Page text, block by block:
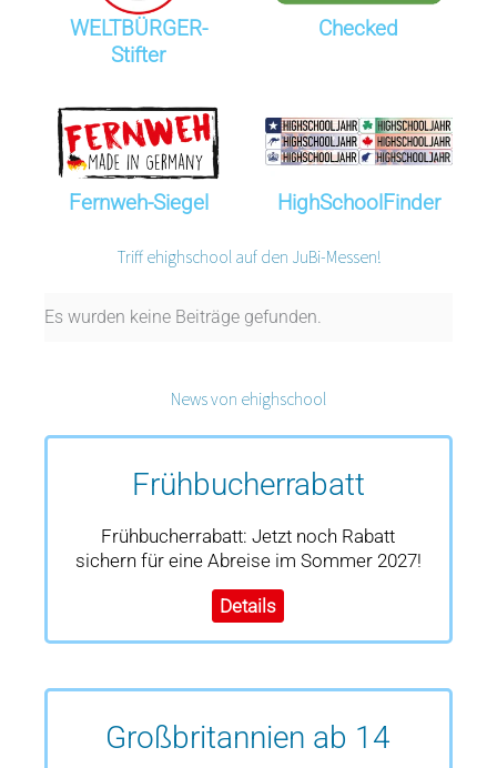
WELTBÜRGER-
Stifter
Checked
Fernweh-Siegel HighSchoolFinder
Triff ehighschool auf den JuBi-Messen!
Es wurden keine Beiträge gefunden.
News von ehighschool
Frühbucherrabatt
Frühbucherrabatt: Jetzt noch Rabatt
sichern für eine Abreise im Sommer 2027!
Details
Großbritannien ab 14